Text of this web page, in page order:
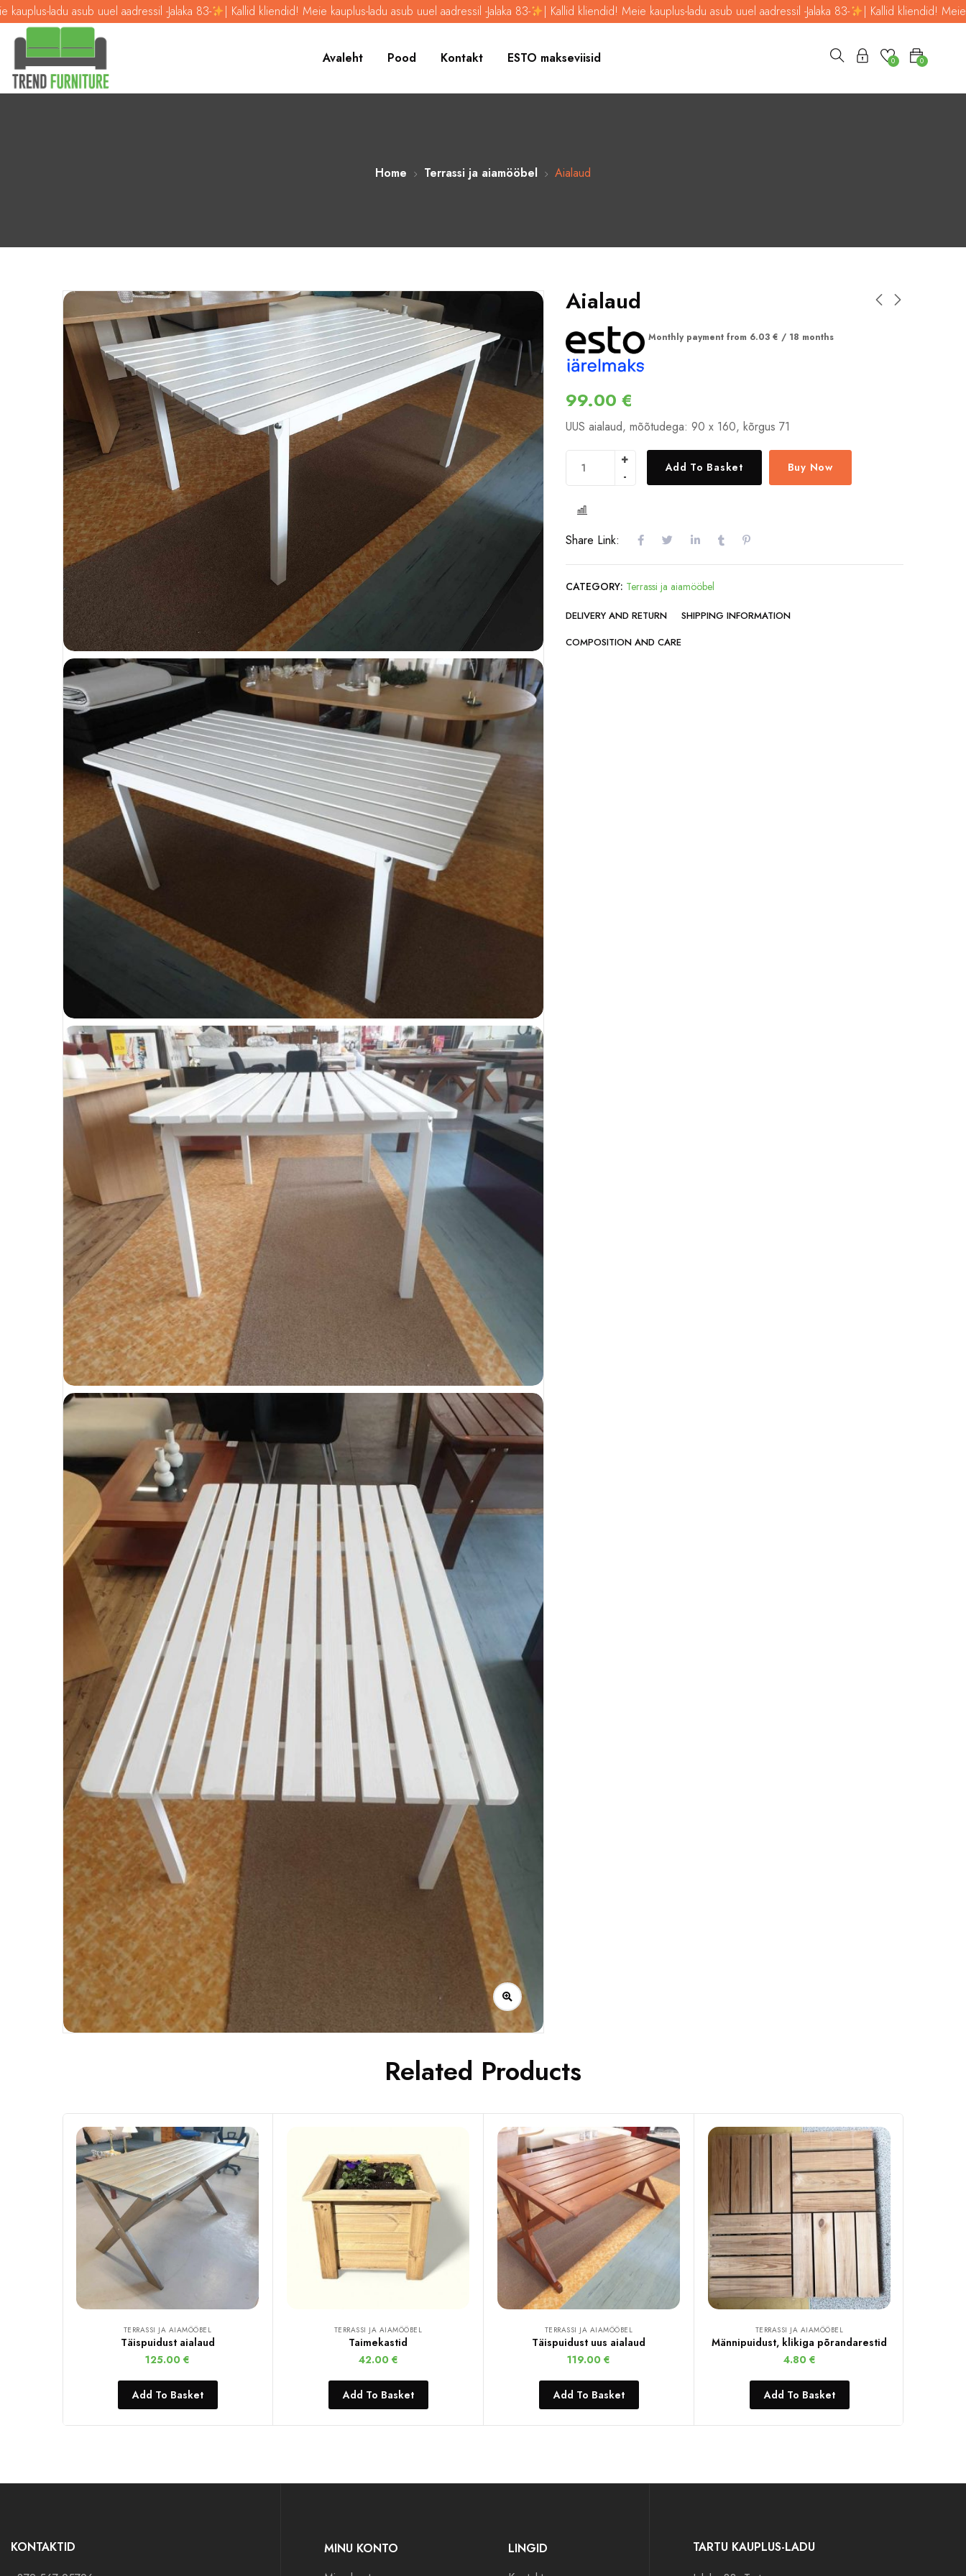
uuel aadressil -Jalaka 83- | Kallid kliendid! Meie kauplus-ladu asub uuel aadressil -Jalaka 83- | Kallid kliendid! Meie kauplus-ladu asub uuel aadressil -Jalaka 83- | Kallid kliendid! Meie kauplus-ladu
Avaleht Pood Kontakt ESTO makseviisid 0
0
Home Terrassi ja aiamööbel Aialaud
Aialaud
Monthly payment from 6.03 € / 18 months
99.00 €
UUS aialaud, mõõtudega: 90 x 160, kõrgus 71
Add To Basket Buy Now
Share Link:
CATEGORY: Terrassi ja aiamööbel
DELIVERY AND RETURN
SHIPPING INFORMATION
COMPOSITION AND CARE
Related Products
TERRASSI JA AIAMÖÖBEL
Täispuidust aialaud
125.00 €
Add To Basket
TERRASSI JA AIAMÖÖBEL
Taimekastid
42.00 €
Add To Basket
TERRASSI JA AIAMÖÖBEL
Täispuidust uus aialaud
119.00 €
Add To Basket
TERRASSI JA AIAMÖÖBEL
Männipuidust, klikiga põrandarestid
4.80 €
Add To Basket
KONTAKTID
MINU KONTO
LINGID
TARTU KAUPLUS-LADU